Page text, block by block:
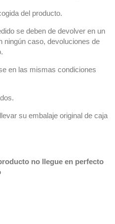
del producto.
se deben de devolver en un
ningún caso, devoluciones de
en las mismas condiciones
su embalaje original de caja
no llegue en perfecto